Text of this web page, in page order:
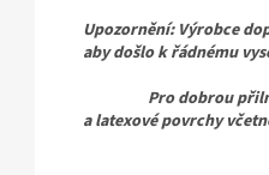
Upozornění: Výrobce
aby došlo k řádnému
Pro dobrou
a latexové povrchy